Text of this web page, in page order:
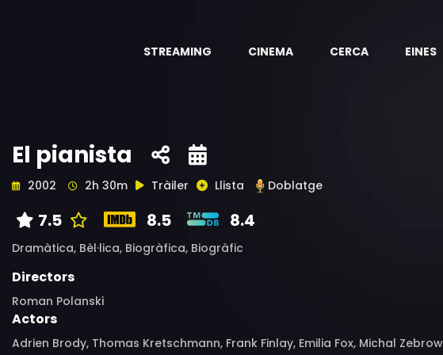
STREAMING CINEMA CERCA EINES
El pianista
2002 2h 30m Tràiler Llista Doblatge
7.5 8.5 8.4
Dramàtica, Bèl·lica, Biogràfica, Biogràfic
Directors
Roman Polanski
Actors
Adrien Brody, Thomas Kretschmann, Frank Finlay, Emilia Fox, Michal